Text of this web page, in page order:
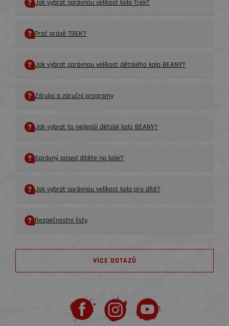
Jak vybrat správnou velikost kola Trek?
Proč právě TREK?
Jak vybrat správnou velikost dětského kola BEANY?
Záruka a záruční programy
Jak vybrat to nejlepší dětské kolo BEANY?
Správný posed dítěte na kole?
Jak vybrat správnou velikost kola pro dítě?
Bezpečnostní listy
VÍCE DOTAZŮ